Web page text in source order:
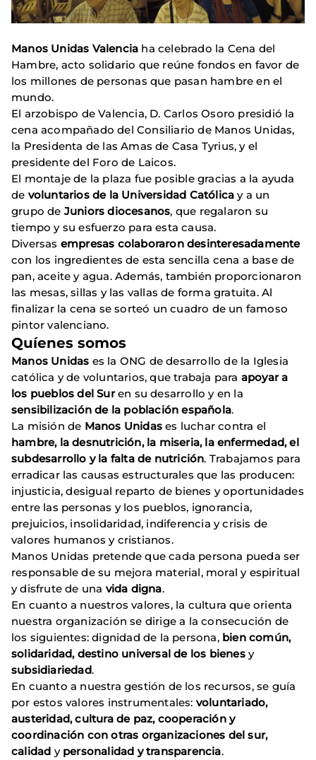
Manos Unidas Valencia ha celebrado la Cena del
Hambre, acto solidario que reúne fondos en favor de
los millones de personas que pasan hambre en el
mundo.
El arzobispo de Valencia, D. Carlos Osoro presidió la
cena acompañado del Consiliario de Manos Unidas,
la Presidenta de las Amas de Casa Tyrius, y el
presidente del Foro de Laicos.
El montaje de la plaza fue posible gracias a la ayuda
de voluntarios de la Universidad Católica y a un
grupo de Juniors diocesanos, que regalaron su
tiempo y su esfuerzo para esta causa.
Diversas empresas colaboraron desinteresadamente
con los ingredientes de esta sencilla cena a base de
pan, aceite y agua. Además, también proporcionaron
las mesas, sillas y las vallas de forma gratuita. Al
finalizar la cena se sorteó un cuadro de un famoso
pintor valenciano.
Quíenes somos
Manos Unidas es la ONG de desarrollo de la Iglesia
católica y de voluntarios, que trabaja para apoyar a
los pueblos del Suren su desarrollo y en la
sensibilización de la población española.
La misión de Manos Unidas es luchar contra el
hambre, la desnutrición, la miseria, la enfermedad, el
subdesarrollo y la falta de nutrición. Trabajamos para
erradicar las causas estructurales que las producen:
injusticia, desigual reparto de bienes y oportunidades
entre las personas y los pueblos, ignorancia,
prejuicios, insolidaridad, indiferencia y crisis de
valores humanos y cristianos.
Manos Unidas pretende que cada persona pueda ser
responsable de su mejora material, moral y espiritual
y disfrute de una vida digna.
En cuanto a nuestros valores, la cultura que orienta
nuestra organización se dirige a la consecución de
los siguientes: dignidad de la persona, bien común,
solidaridad, destino universal de los bienesy
subsidiariedad.
En cuanto a nuestra gestión de los recursos, se guía
por estos valores instrumentales: voluntariado,
austeridad, cultura de paz, cooperación y
coordinación con otras organizaciones del sur,
calidad ypersonalidad y transparencia.